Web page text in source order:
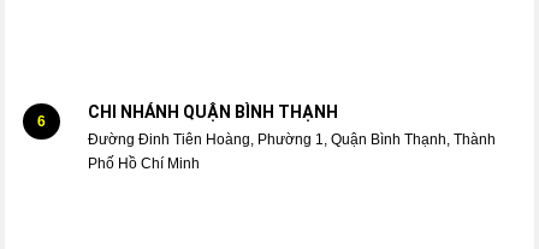
6 CHI NHÁNH QUẬN BÌNH THẠNH
Đường Đinh Tiên Hoàng, Phường 1, Quận Bình Thạnh, Thành
Phố Hồ Chí Minh